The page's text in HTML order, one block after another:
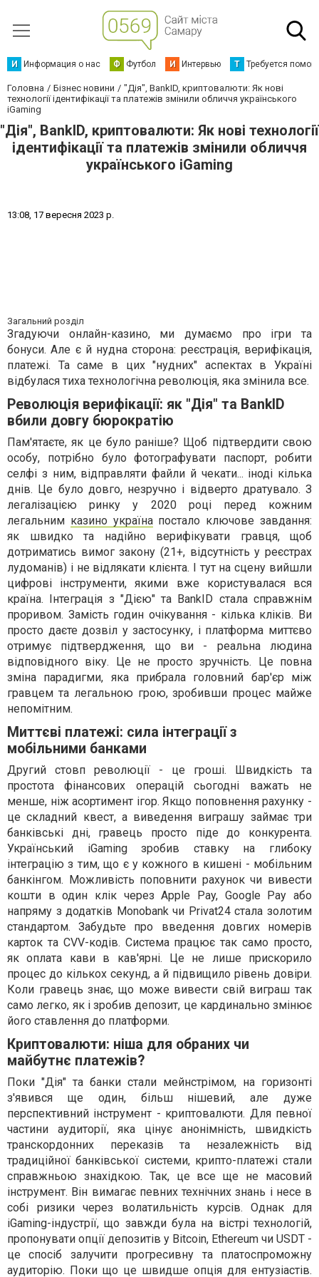
И Информация о нас Ф Футбол И Интервью Т Требуется
Головна Бізнес новини
"Дія", BankID, криптовалюти: Як нові
технології ідентифікації та платежів змінили обличчя українського
iGaming
"Дія", BankID, криптовалюти: Як нові технології
ідентифікації та платежів змінили обличчя
українського iGaming
13:08, 17 вересня 2023 р.
Загальний розділ
Згадуючи онлайн-казино, ми думаємо про ігри та
бонуси. Але є й нудна сторона: реєстрація, верифікація,
платежі. Та саме в цих "нудних" аспектах в Україні
відбулася тиха технологічна революція, яка змінила все.
Революція верифікації: як "Дія" та BankID
вбили довгу бюрократію
Пам'ятаєте, як це було раніше? Щоб підтвердити свою
особу, потрібно було фотографувати паспорт, робити
селфі з ним, відправляти файли й чекати... іноді кілька
днів. Це було довго, незручно і відверто дратувало. З
легалізацією ринку у 2020 році перед кожним
легальним казино українапостало ключове завдання:
як швидко та надійно верифікувати гравця, щоб
дотриматись вимог закону (21+, відсутність у реєстрах
лудоманів) і не відлякати клієнта. І тут на сцену вийшли
цифрові інструменти, якими вже користувалася вся
країна. Інтеграція з "Дією" та BankID стала справжнім
проривом. Замість годин очікування - кілька кліків. Ви
просто даєте дозвіл у застосунку, і платформа миттєво
отримує підтвердження, що ви - реальна людина
відповідного віку. Це не просто зручність. Це повна
зміна парадигми, яка прибрала головний бар'єр між
гравцем та легальною грою, зробивши процес майже
непомітним.
Миттєві платежі: сила інтеграції з
мобільними банками
Другий стовп революції - це гроші. Швидкість та
простота фінансових операцій сьогодні важать не
менше, ніж асортимент ігор. Якщо поповнення рахунку -
це складний квест, а виведення виграшу займає три
банківські дні, гравець просто піде до конкурента.
Український iGaming зробив ставку на глибоку
інтеграцію з тим, що є у кожного в кишені - мобільним
банкінгом. Можливість поповнити рахунок чи вивести
кошти в один клік через Apple Pay, Google Pay або
напряму з додатків Monobank чи Privat24 стала золотим
стандартом. Забудьте про введення довгих номерів
карток та CVV-кодів. Система працює так само просто,
як оплата кави в кав'ярні. Це не лише прискорило
процес до кількох секунд, а й підвищило рівень довіри.
Коли гравець знає, що може вивести свій виграш так
само легко, як і зробив депозит, це кардинально змінює
його ставлення до платформи.
Криптовалюти: ніша для обраних чи
майбутнє платежів?
Поки "Дія" та банки стали мейнстрімом, на горизонті
з'явився ще один, більш нішевий, але дуже
перспективний інструмент - криптовалюти. Для певної
частини аудиторії, яка цінує анонімність, швидкість
транскордонних переказів та незалежність від
традиційної банківської системи, крипто-платежі стали
справжньою знахідкою. Так, це все ще не масовий
інструмент. Він вимагає певних технічних знань і несе в
собі ризики через волатильність курсів. Однак для
iGaming-індустрії, що завжди була на вістрі технологій,
пропонувати опції депозитів у Bitcoin, Ethereum чи USDT -
це спосіб залучити прогресивну та платоспроможну
аудиторію. Поки що це швидше опція для ентузіастів.